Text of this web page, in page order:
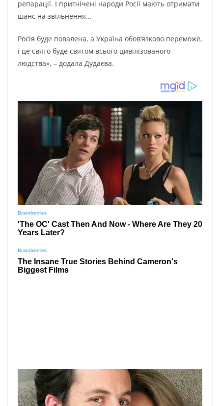
репарації. І пригнічені народи Росії мають отримати
шанс на звільнення…
Росія буде повалена, а Україна обов’язково переможе,
і це свято буде святом всього цивілізованого
людства», – додала Дудаєва.